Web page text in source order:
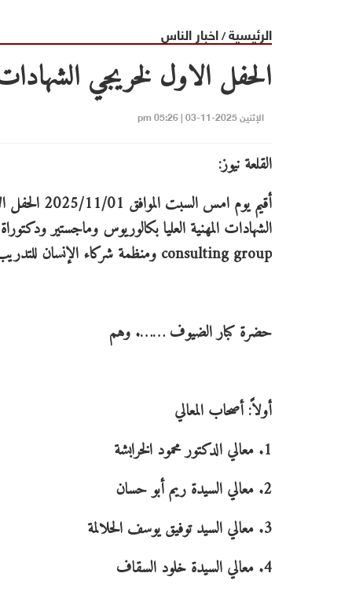
الرئيسية/اخبار الناس
الحفل الاول لخريجي
الإثنين 2025-11-03 | 05:26 pm
القلعة نيوز:
أقيم يوم امس السبت
consulting group ومنظمة شركاء الإنسان للتدريب و التعليم
حضرة كبار الضيوف ……. وهم
أولاً: أصحاب المعالي
1. معالي الدكتور محمود الخرابشة
2. معالي السيدة ريم أبو حسان
3. معالي السيد توفيق يوسف الحلالمة
4. معالي السيدة خلود السقاف